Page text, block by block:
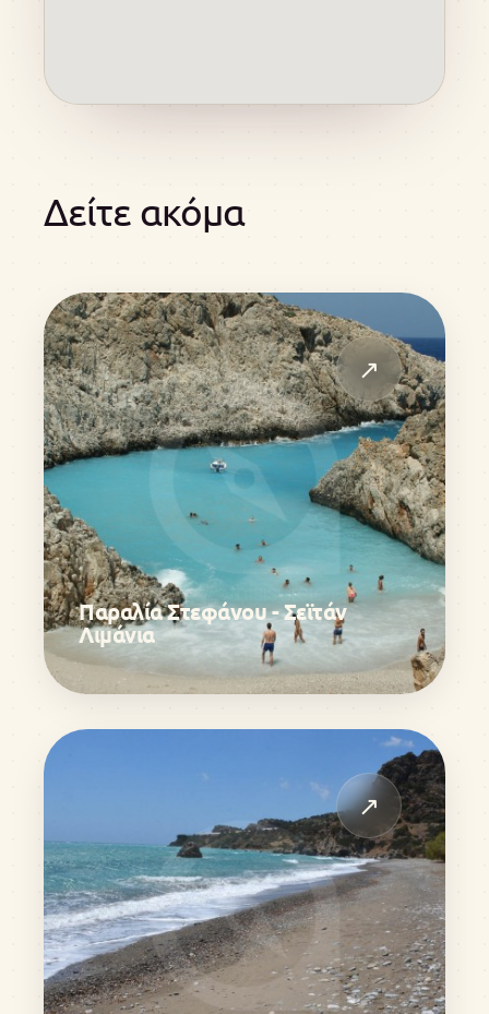
Δείτε ακόμα
↗
Παραλία Στεφάνου - Σεϊτάν
Λιμάνια
↗